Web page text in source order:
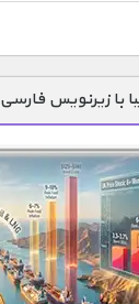
با زیرنویس فارسی